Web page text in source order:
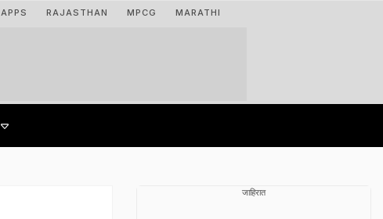
APPS RAJASTHAN MPCG MARATHI
जाहिरात